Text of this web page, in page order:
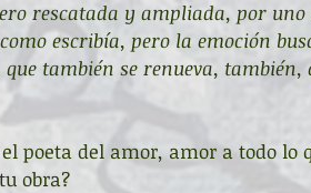
rescatada y ampliada, por
escribía, pero la emoción
también se renueva, también,
poeta del amor, amor a todo lo
obra?